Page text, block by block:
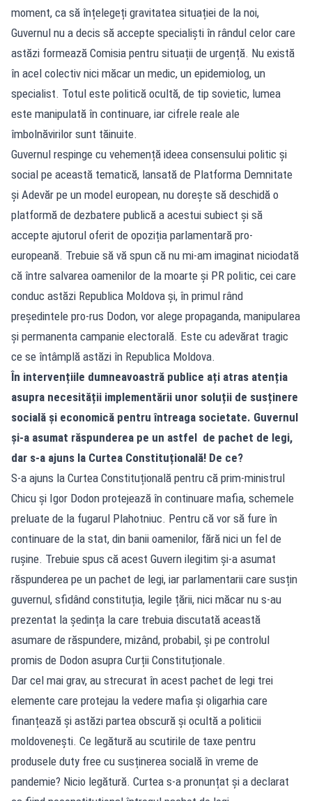
moment, ca să înțelegeți gravitatea situației de la noi,
Guvernul nu a decis să accepte specialiști în rândul celor care
astăzi formează Comisia pentru situații de urgență. Nu există
în acel colectiv nici măcar un medic, un epidemiolog, un
specialist. Totul este politică ocultă, de tip sovietic, lumea
este manipulată în continuare, iar cifrele reale ale
îmbolnăvirilor sunt tăinuite.
Guvernul respinge cu vehemență ideea consensului politic și
social pe această tematică, lansată de Platforma Demnitate
și Adevăr pe un model european, nu dorește să deschidă o
platformă de dezbatere publică a acestui subiect și să
accepte ajutorul oferit de opoziția parlamentară pro­­-
europeană. Trebuie să vă spun că nu mi-am imaginat niciodată
că între salvarea oamenilor de la moarte și PR politic, cei care
conduc astăzi Republica Moldova și, în primul rând
președintele pro-rus Dodon, vor alege propaganda, manipularea
și permanenta campanie electorală. Este cu adevărat tragic
ce se întâmplă astăzi în Republica Moldova.
În intervențiile dumneavoastră publice ați atras atenția
asupra necesității implementării unor soluții de susținere
socială și economică pentru întreaga societate. Guvernul
și-a asumat răspunderea pe un astfel de pachet de legi,
dar s-a ajuns la Curtea Constituțională! De ce?
S-a ajuns la Curtea Constituțională pentru că prim-ministrul
Chicu și Igor Dodon protejează în continuare mafia, schemele
preluate de la fugarul Plahotniuc. Pentru că vor să fure în
continuare de la stat, din banii oamenilor, fără nici un fel de
rușine. Trebuie spus că acest Guvern ilegitim și-a asumat
răspunderea pe un pachet de legi, iar parlamentarii care susțin
guvernul, sfidând constituția, legile țării, nici măcar nu s-au
prezentat la ședința la care trebuia discutată această
asumare de răspundere, mizând, probabil, și pe controlul
promis de Dodon asupra Curții Constituționale.
Dar cel mai grav, au strecurat în acest pachet de legi trei
elemente care protejau la vedere mafia și oligarhia care
finanțează și astăzi partea obscură și ocultă a politicii
moldovenești. Ce legătură au scutirile de taxe pentru
produsele duty free cu susținerea socială în vreme de
pandemie? Nicio legătură. Curtea s-a pronunțat și a declarat